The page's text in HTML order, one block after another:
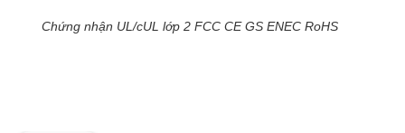
Chứng nhận UL/cUL lớp 2 FCC CE GS ENEC RoHS